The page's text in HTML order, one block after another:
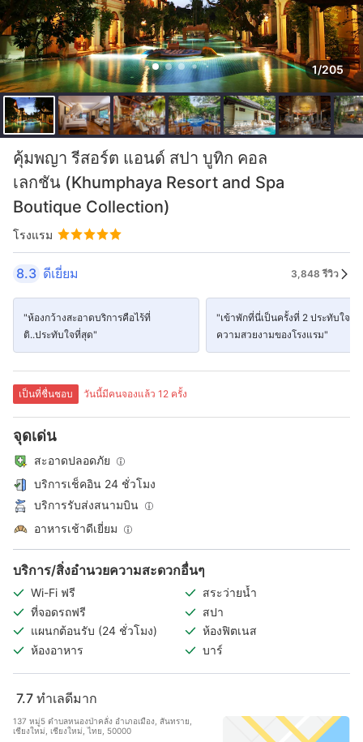
1/205
คุ้มพญา รีสอร์ต แอนด์ สปา บูทิก คอล
เลกชัน (Khumphaya Resort and Spa
Boutique Collection)
โรงแรม
8.3 ดีเยี่ยม 3,848 รีวิว
"ห้องกว้างสะอาดบริการคือไร้ที่
ติ..ประทับใจที่สุด"
"เข้าพักที่นี่เป็นครั้งที่ 2 ประทับใจใน
ความสวยงามของโรงแรม"
เป็นที่ชื่นชอบ วันนี้มีคนจองแล้ว 12 ครั้ง
จุดเด่น
สะอาดปลอดภัย
บริการเช็คอิน 24 ชั่วโมง
บริการรับส่งสนามบิน
อาหารเช้าดีเยี่ยม
บริการ/สิ่งอำนวยความสะดวกอื่นๆ
Wi-Fi ฟรี
สระว่ายน้ำ
ที่จอดรถฟรี
สปา
แผนกต้อนรับ (24 ชั่วโมง)
ห้องฟิตเนส
ห้องอาหาร
บาร์
7.7 ทำเลดีมาก
137 หมู่5 ตำบลหนองป่าคลั่ง อำเภอเมือง, สันทราย,
เชียงใหม่, เชียงใหม่, ไทย, 50000